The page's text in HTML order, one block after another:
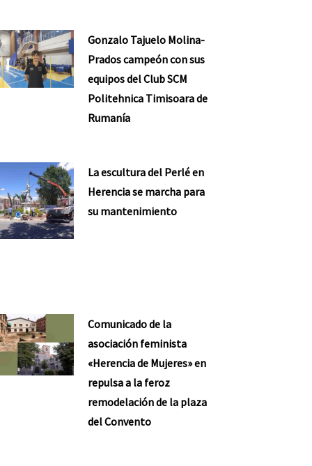
Gonzalo Tajuelo Molina-
Prados campeón con sus
equipos del Club SCM
Politehnica Timisoara de
Rumanía
La escultura del Perlé en
Herencia se marcha para
su mantenimiento
Comunicado de la
asociación feminista
«Herencia de Mujeres» en
repulsa a la feroz
remodelación de la plaza
del Convento